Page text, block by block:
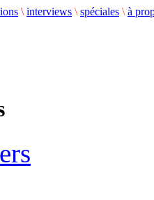
\ interviews \ spéciales \ à